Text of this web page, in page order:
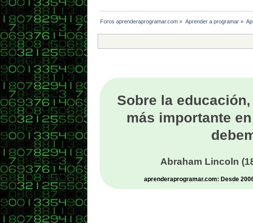
Foros aprenderaprogramar.com » Aprender a programar»
Sobre la
más importante
Abraham Lincoln
aprenderaprogramar.com: Desde